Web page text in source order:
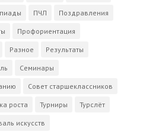
ПЧЛ Поздравления
Профориентация
Разное Результаты
Семинары
Совет старшеклассников
роста Турниры Турслёт
искусств